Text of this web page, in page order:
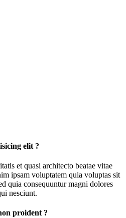
elit ?
et quasi architecto beatae vitae
ipsam voluptatem quia voluptas sit
quia consequuntur magni dolores
nesciunt.
proident ?